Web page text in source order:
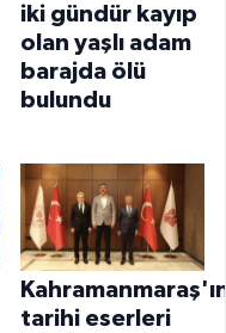
iki gündür kayıp
olan yaşlı adam
barajda ölü
bulundu
Kahramanmaraş'ın
tarihi eserleri